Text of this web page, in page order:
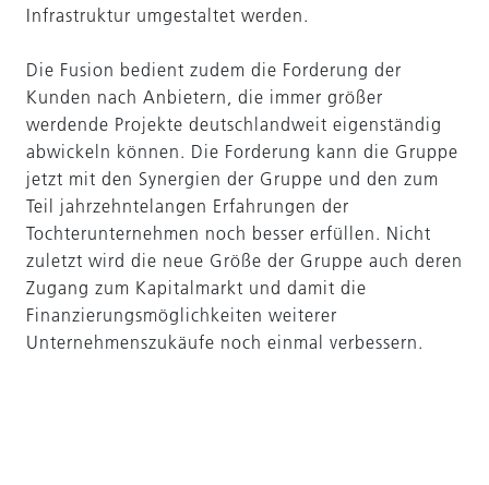
Infrastruktur umgestaltet werden.
Die Fusion bedient zudem die Forderung der
Kunden nach Anbietern, die immer größer
werdende Projekte deutschlandweit eigenständig
abwickeln können. Die Forderung kann die Gruppe
jetzt mit den Synergien der Gruppe und den zum
Teil jahrzehntelangen Erfahrungen der
Tochterunternehmen noch besser erfüllen. Nicht
zuletzt wird die neue Größe der Gruppe auch deren
Zugang zum Kapitalmarkt und damit die
Finanzierungsmöglichkeiten weiterer
Unternehmenszukäufe noch einmal verbessern.